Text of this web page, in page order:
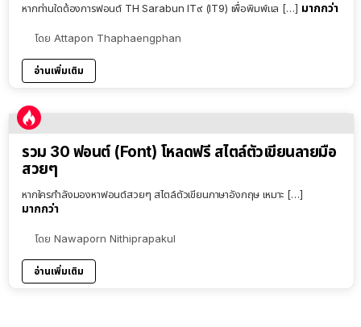
หากท่านใดต้องการฟอนต์ TH Sarabun IT๙ (IT9) เพื่อพิมพ์แล […] มากกว่า
โดย Attapon Thaphaengphan
อ่านเพิ่มเติม
รวม 30 ฟอนต์ (Font) โหลดฟรี สไตล์ตัวเขียนลายมือ
สวยๆ
หากใครกำลังมองหาฟอนต์สวยๆ สไตล์ตัวเขียนภาษาอังกฤษ เหมาะ […]
มากกว่า
โดย Nawaporn Nithiprapakul
อ่านเพิ่มเติม